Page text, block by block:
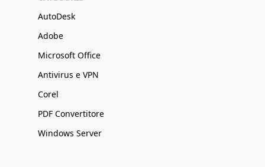
AutoDesk
Adobe
Microsoft Office
Antivirus e VPN
Corel
PDF Convertitore
Windows Server